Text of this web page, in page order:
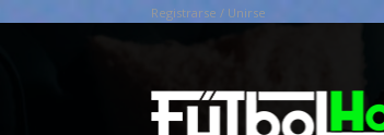
Registrarse / Unirse